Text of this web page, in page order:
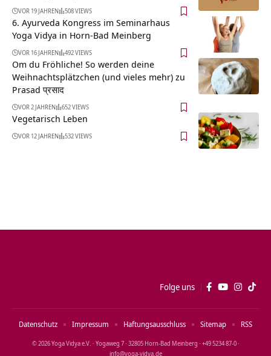
VOR 19 JAHREN 508 VIEWS
6. Ayurveda Kongress im Seminarhaus
Yoga Vidya in Horn-Bad Meinberg
VOR 16 JAHREN 492 VIEWS
Om du Fröhliche! So werden deine
Weihnachtsplätzchen (und vieles mehr) zu
Prasad प्रसाद
VOR 2 JAHREN 652 VIEWS
Vegetarisch Leben
VOR 12 JAHREN 532 VIEWS
Folge uns
© 2026 Yoga Vidya e.V. · Yogaweg 7 · 32805 Horn‑Bad Meinberg · +49 5234 87‑0 ·
info@yoga‑vidya.de
Datenschutz Impressum Haftungsausschluss Sitemap RSS